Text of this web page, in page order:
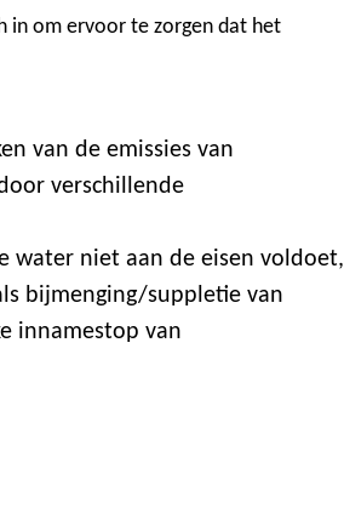
in om ervoor te zorgen dat het
van de emissies van
verschillende
water niet aan de eisen voldoet,
bijmenging/suppletie van
innamestop van